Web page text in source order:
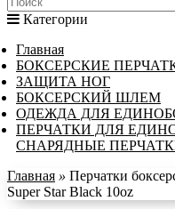
Категории
Главная
БОКСЕРСКИЕ
ЗАЩИТА НОГ
БОКСЕРСКИЙ ШЛЕМ
ОДЕЖДА ДЛЯ
ПЕРЧАТКИ ДЛЯ
СНАРЯДНЫЕ
Главная » Перчатки
Super Star Black 10oz